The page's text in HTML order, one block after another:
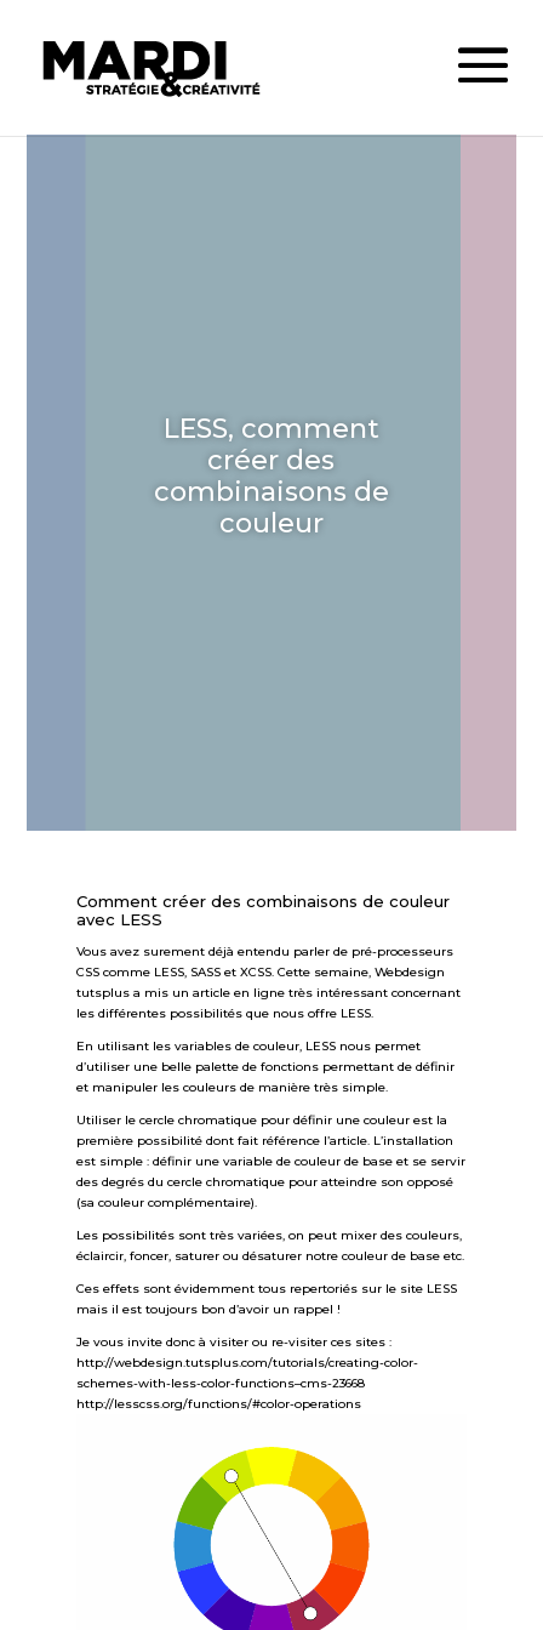
LESS, comment
créer des
combinaisons de
couleur
Comment créer des combinaisons de couleur
avec LESS
Vous avez surement déjà entendu parler de pré-processeurs
CSS comme LESS, SASS et XCSS. Cette semaine, Webdesign
tutsplus a mis un article en ligne très intéressant concernant
les différentes possibilités que nous offre LESS.
En utilisant les variables de couleur, LESS nous permet
d’utiliser une belle palette de fonctions permettant de définir
et manipuler les couleurs de manière très simple.
Utiliser le cercle chromatique pour définir une couleur est la
première possibilité dont fait référence l’article. L’installation
est simple : définir une variable de couleur de base et se servir
des degrés du cercle chromatique pour atteindre son opposé
(sa couleur complémentaire).
Les possibilités sont très variées, on peut mixer des couleurs,
éclaircir, foncer, saturer ou désaturer notre couleur de base etc.
Ces effets sont évidemment tous repertoriés sur le site LESS
mais il est toujours bon d’avoir un rappel !
Je vous invite donc à visiter ou re-visiter ces sites :
http://webdesign.tutsplus.com/tutorials/creating-color-
schemes-with-less-color-functions–cms-23668
http://lesscss.org/functions/#color-operations